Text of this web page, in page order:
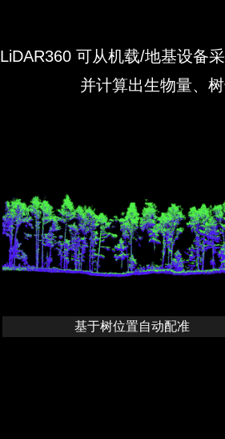
LiDAR360 可从机载/地基设备
并计算出生物量、
基于树位置自动配准